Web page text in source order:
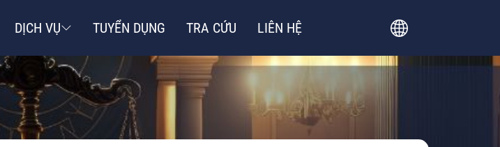
DỊCH VỤ TUYỂN DỤNG TRA CỨU LIÊN HỆ